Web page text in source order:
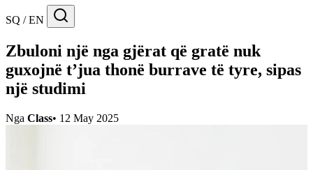
SQ / EN
Zbuloni një nga gjërat që gratë nuk
guxojnë t’jua thonë burrave të tyre, sipas
një studimi
Nga Class• 12 May 2025